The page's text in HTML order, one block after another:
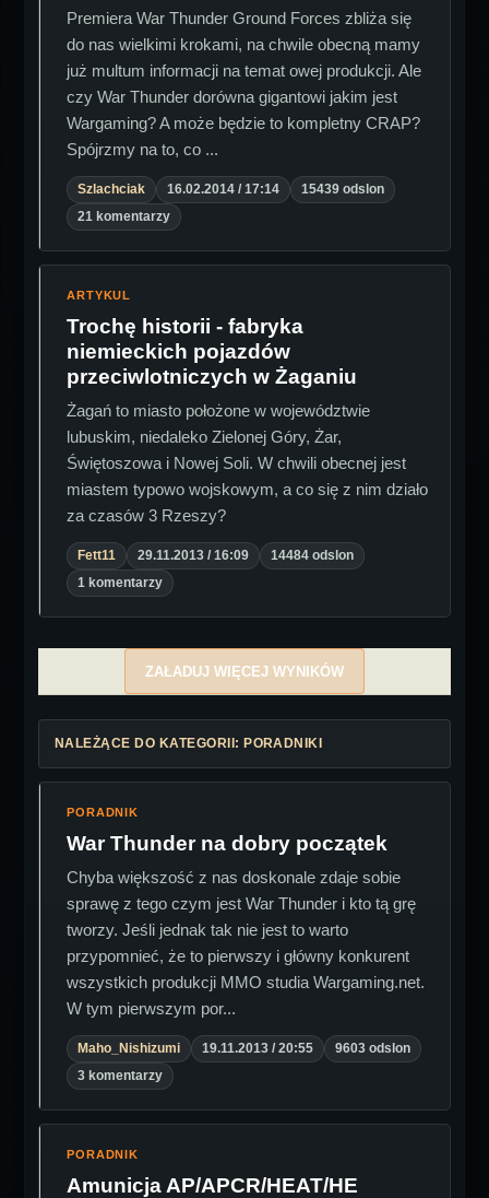
Premiera War Thunder Ground Forces zbliża się
do nas wielkimi krokami, na chwile obecną mamy
już multum informacji na temat owej produkcji. Ale
czy War Thunder dorówna gigantowi jakim jest
Wargaming? A może będzie to kompletny CRAP?
Spójrzmy na to, co ...
Szlachciak 16.02.2014 / 17:14
15439 odslon
21 komentarzy
ARTYKUL
Trochę historii - fabryka
niemieckich pojazdów
przeciwlotniczych w Żaganiu
Żagań to miasto położone w województwie
lubuskim, niedaleko Zielonej Góry, Żar,
Świętoszowa i Nowej Soli. W chwili obecnej jest
miastem typowo wojskowym, a co się z nim działo
za czasów 3 Rzeszy?
Fett11 29.11.2013 / 16:09
14484 odslon
1 komentarzy
ZAŁADUJ WIĘCEJ WYNIKÓW
NALEŻĄCE DO KATEGORII: PORADNIKI
PORADNIK
War Thunder na dobry początek
Chyba większość z nas doskonale zdaje sobie
sprawę z tego czym jest War Thunder i kto tą grę
tworzy. Jeśli jednak tak nie jest to warto
przypomnieć, że to pierwszy i główny konkurent
wszystkich produkcji MMO studia Wargaming.net.
W tym pierwszym por...
Maho_Nishizumi 19.11.2013 / 20:55
9603 odslon
3 komentarzy
PORADNIK
Amunicja AP/APCR/HEAT/HE